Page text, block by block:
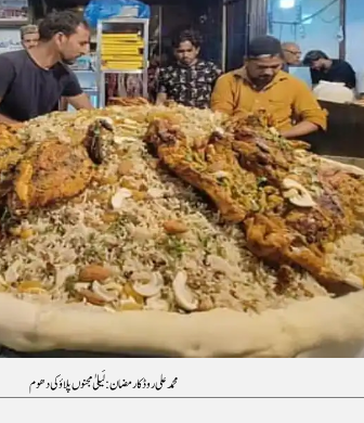
محمد علی روڈ کا رمضان: لَیلیٰ مجنوں پلاؤ کی دھوم